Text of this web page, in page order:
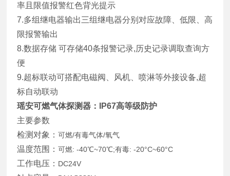
率且限值报警红色背光提示
7.多组继电器输出三组继电器分别对应故障、低限、高
限报警输出
8.数据存储 可存储40条报警记录,历史记录调取查询方
便
9.超标联动可搭配电磁阀、风机、喷淋等外接设备,超
标自动联动
瑶安可燃气体探测器：IP67高等级防护
主要参数
检测对象：可燃/有毒气体/氧气
温度范围：可燃: -40℃~70℃;有毒: -20°C~60°C
工作电压： DC24V